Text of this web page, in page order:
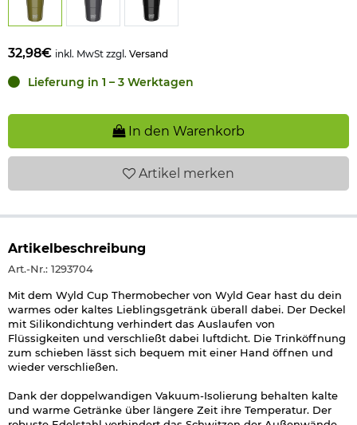
32,98€ inkl. MwSt zzgl. Versand
Lieferung in 1 – 3 Werktagen
In den Warenkorb
Artikel merken
Artikelbeschreibung
Art.-Nr.: 1293704
Mit dem Wyld Cup Thermobecher von Wyld Gear hast du dein
warmes oder kaltes Lieblingsgetränk überall dabei. Der Deckel
mit Silikondichtung verhindert das Auslaufen von
Flüssigkeiten und verschließt dabei luftdicht. Die Trinköffnung
zum schieben lässt sich bequem mit einer Hand öffnen und
wieder verschließen.
Dank der doppelwandigen Vakuum-Isolierung behalten kalte
und warme Getränke über längere Zeit ihre Temperatur. Der